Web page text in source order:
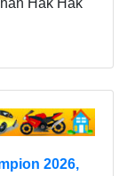
Hak Hak
2026,